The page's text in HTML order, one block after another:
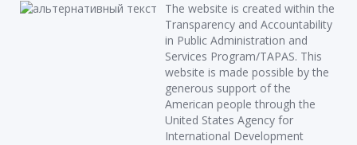
The website is created within the
Transparency and Accountability
in Public Administration and
Services Program/TAPAS. This
website is made possible by the
generous support of the
American people through the
United States Agency for
International Development